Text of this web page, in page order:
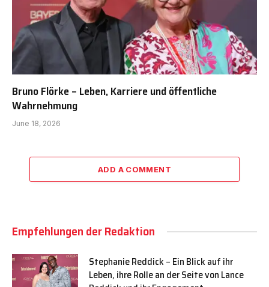
Bruno Flörke – Leben, Karriere und öffentliche
Wahrnehmung
June 18, 2026
ADD A COMMENT
Empfehlungen der Redaktion
Stephanie Reddick – Ein Blick auf ihr
Leben, ihre Rolle an der Seite von Lance